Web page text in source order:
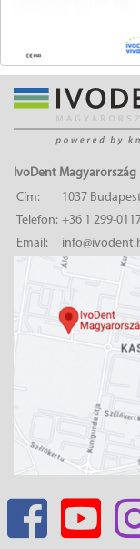
IvoDent Magyarország
Cím:
1037
Telefon: +36 1 299-
Email: